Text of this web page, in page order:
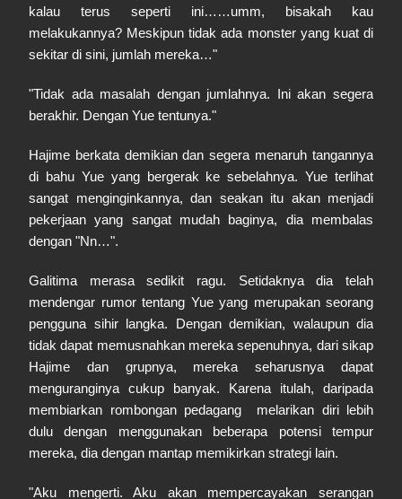
kalau terus seperti ini……umm, bisakah kau
melakukannya? Meskipun tidak ada monster yang kuat di
sekitar di sini, jumlah mereka…"
"Tidak ada masalah dengan jumlahnya. Ini akan segera
berakhir. Dengan Yue tentunya."
Hajime berkata demikian dan segera menaruh tangannya
di bahu Yue yang bergerak ke sebelahnya. Yue terlihat
sangat menginginkannya, dan seakan itu akan menjadi
pekerjaan yang sangat mudah baginya, dia membalas
dengan "Nn…".
Galitima merasa sedikit ragu. Setidaknya dia telah
mendengar rumor tentang Yue yang merupakan seorang
pengguna sihir langka. Dengan demikian, walaupun dia
tidak dapat memusnahkan mereka sepenuhnya, dari sikap
Hajime dan grupnya, mereka seharusnya dapat
menguranginya cukup banyak. Karena itulah, daripada
membiarkan rombongan pedagang melarikan diri lebih
dulu dengan menggunakan beberapa potensi tempur
mereka, dia dengan mantap memikirkan strategi lain.
"Aku mengerti. Aku akan mempercayakan serangan